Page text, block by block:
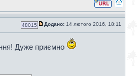
48015 Додано: 14 лютого 2016, 18:11
Дуже приємно